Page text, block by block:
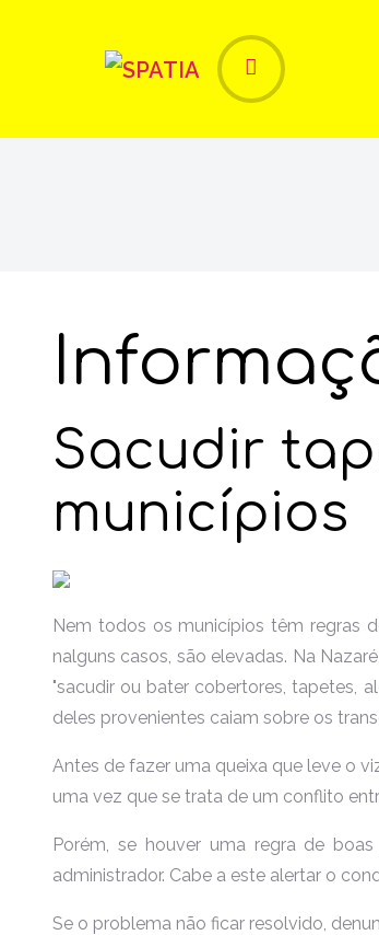
CONDOMÍNIOS
Sacudir
municípios
Nem todos os municípios têm regras
nalguns casos, são elevadas. Na
"sacudir ou bater cobertores, tapetes,
deles provenientes caiam sobre os
Antes de fazer uma queixa que leve o
uma vez que se trata de um conflito
Porém, se houver uma regra de
administrador. Cabe a este alertar o
Se o problema não ficar resolvido,